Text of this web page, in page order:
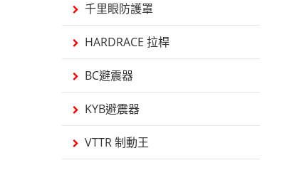
千里眼防護罩
HARDRACE 拉桿
BC避震器
KYB避震器
VTTR 制動王